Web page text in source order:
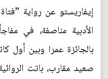
إيفاريستو عن رواية
الأدبية مناصفة، في
بالجائزة عمرا وبين أول
صعيد مقارب، باتت